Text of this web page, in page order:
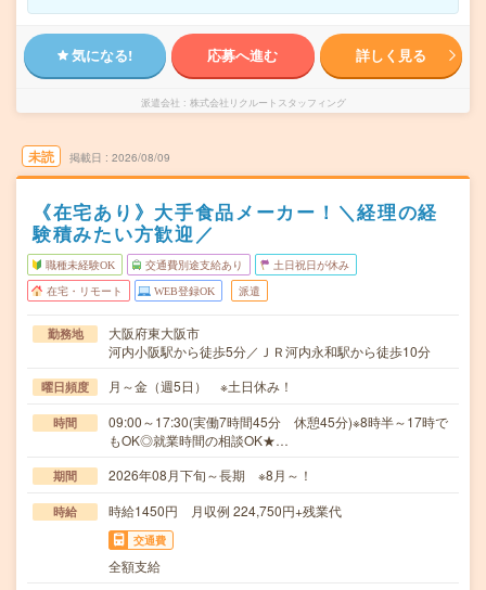
気になる! 応募へ進む 詳しく見る
派遣会社 株式会社リクルートスタッフィング
未読 掲載日 2026/08/09
《在宅あり》大手食品メーカー！＼経理の経
験積みたい方歓迎／
職種未経験OK 交通費別途支給あり 土日祝日が休み
在宅・リモート WEB登録OK 派遣
勤務地
大阪府東大阪市
河内小阪駅から徒歩5分／ＪＲ河内永和駅から徒歩10分
曜日頻度 月～金（週5日） ※土日休み！
時間
09:00～17:30(実働7時間45分 休憩45分)※8時半～17時で
もOK◎就業時間の相談OK★…
期間 2026年08月下旬～長期 ※8月～！
時給 時給1450円 月収例 224,750円+残業代
交通費
全額支給